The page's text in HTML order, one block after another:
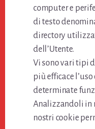
computer e
di testo
directory
dell’Utente.
Vi sono vari tipi
più efficace
determinate
Analizzandoli in
nostri cookie